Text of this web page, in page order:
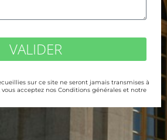
VALIDER
sur ce site ne seront jamais transmises à
acceptez nos Conditions générales et notre